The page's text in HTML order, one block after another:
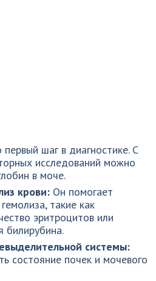
первый шаг в диагностике. С
исследований можно
в моче.
крови: Он помогает
такие как
эритроцитов или
билирубина.
системы:
состояние почек и мочевого